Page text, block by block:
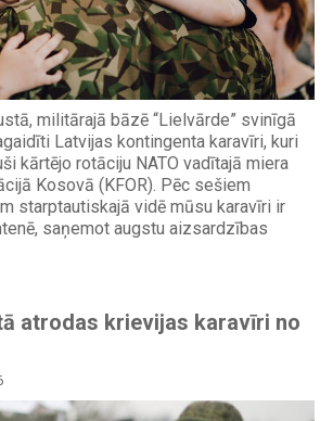
militārajā bāzē “Lielvārde” svinīgā
Latvijas kontingenta karavīri, kuri
kārtējo rotāciju NATO vadītajā miera
Kosovā (KFOR). Pēc sešiem
starptautiskajā vidē mūsu karavīri ir
saņemot augstu aizsardzības
atrodas krievijas karavīri no